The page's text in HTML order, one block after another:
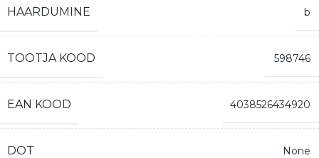
HAARDUMINE b
TOOTJA KOOD 598746
EAN KOOD 4038526434920
DOT None